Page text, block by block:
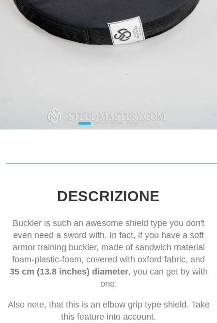
DESCRIZIONE
Buckler is such an awesome shield type you don't
even need a sword with. In fact, if you have a soft
armor training buckler, made of sandwich material
foam-plastic-foam, covered with oxford fabric, and
35 cm (13.8 inches) diameter, you can get by with
one.
Also note, that this is an elbow grip type shield. Take
this feature into account.